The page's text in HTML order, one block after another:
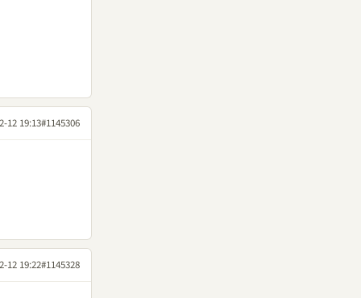
12 19:13#1145306
12 19:22#1145328